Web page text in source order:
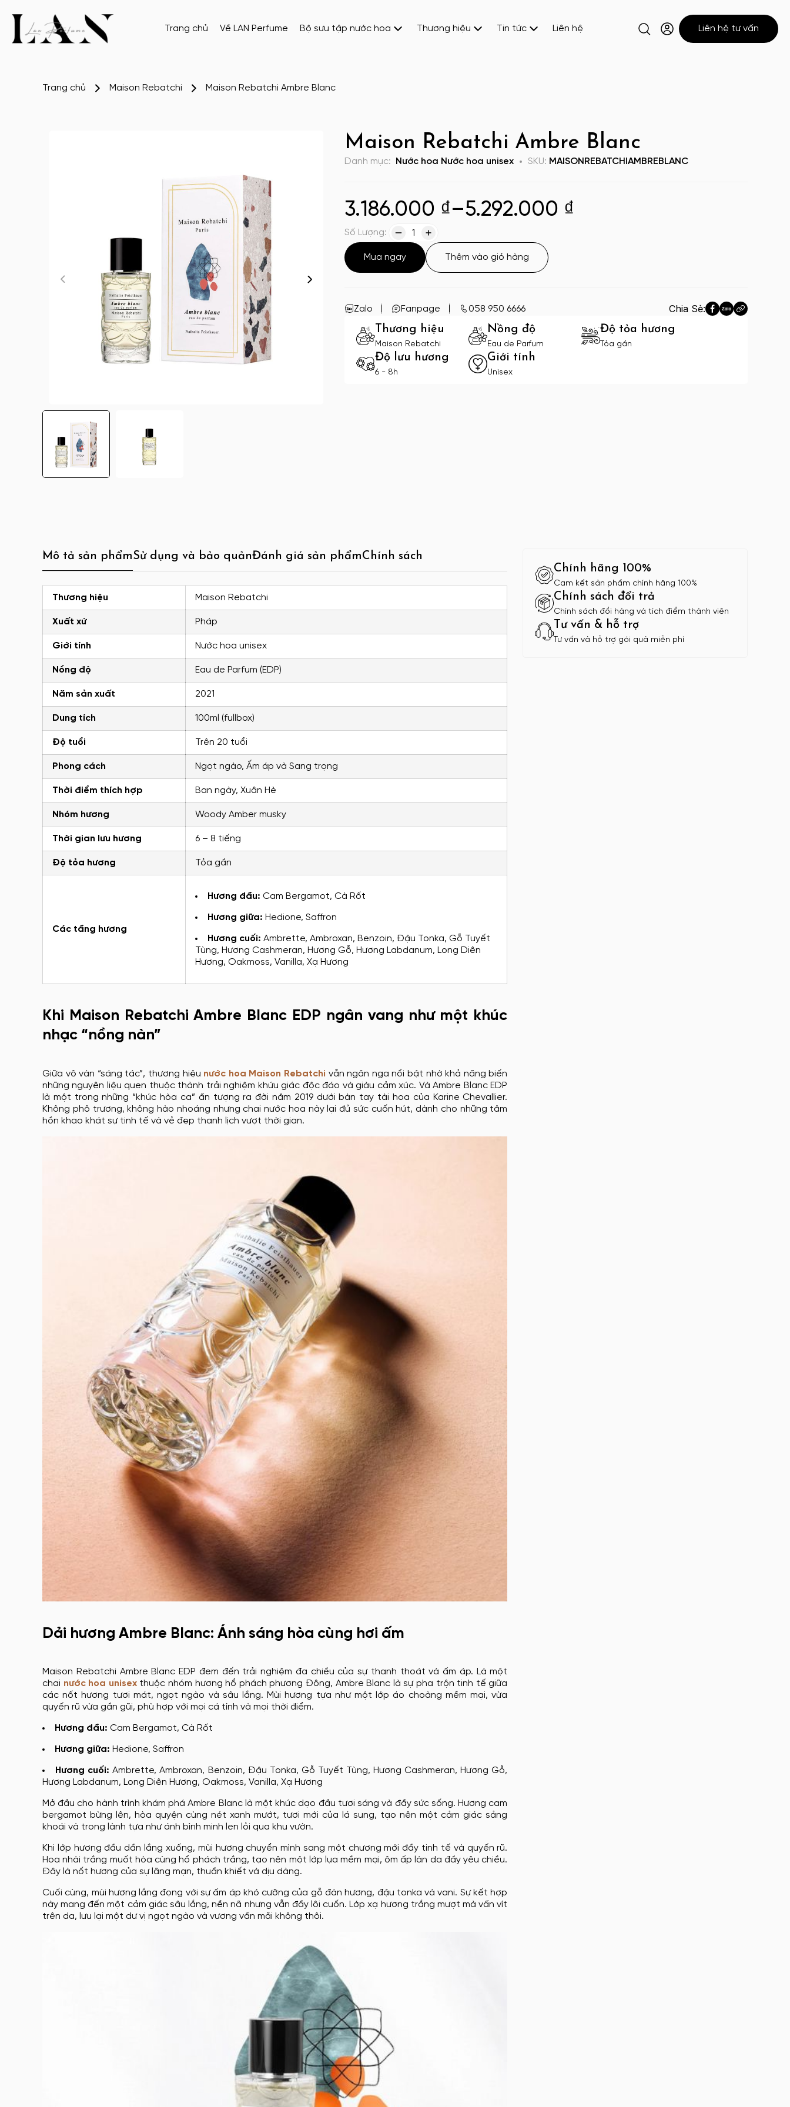
Trang chủ Về LAN Perfume Bộ sưu tập nước hoa Thương hiệu Tin tức Liên hệ Liên hệ tư vấn
Trang chủ Maison Rebatchi Maison Rebatchi Ambre Blanc
Maison Rebatchi Ambre Blanc
Danh mục: Nước hoa Nước hoa unisex SKU: MAISONREBATCHIAMBREBLANC
3.186.000 ₫–5.292.000 ₫
Số Lượng: 1
Mua ngay Thêm vào giỏ hàng
Zalo Fanpage 058 950 6666
Chia Sẻ:
Thương hiệu
Maison Rebatchi
Nồng độ
Eau de Parfum
Độ tỏa hương
Tỏa gần
Độ lưu hương
6 - 8h
Giới tính
Unisex
Mô tả sản phẩmSử dụng và bảo quảnĐánh giá sản phẩmChính sách
Thương hiệu Maison Rebatchi
Xuất xứ Pháp
Giới tính Nước hoa unisex
Nồng độ Eau de Parfum (EDP)
Năm sản xuất 2021
Dung tích 100ml (fullbox)
Độ tuổi Trên 20 tuổi
Phong cách Ngọt ngào, Ấm áp và Sang trọng
Thời điểm thích hợp Ban ngày, Xuân Hè
Nhóm hương Woody Amber musky
Thời gian lưu hương 6 – 8 tiếng
Độ tỏa hương Tỏa gần
Các tầng hương
Hương đầu: Cam Bergamot, Cà Rốt
Hương giữa: Hedione, Saffron
Hương cuối: Ambrette, Ambroxan, Benzoin, Đậu Tonka, Gỗ Tuyết
Tùng, Hương Cashmeran, Hương Gỗ, Hương Labdanum, Long Diên
Hương, Oakmoss, Vanilla, Xạ Hương
Khi Maison Rebatchi Ambre Blanc EDP ngân vang như một khúc
nhạc “nồng nàn”
Giữa vô vàn “sáng tác”, thương hiệu nước hoa Maison Rebatchi vẫn ngân nga nổi bật nhờ khả năng biến
những nguyên liệu quen thuộc thành trải nghiệm khứu giác độc đáo và giàu cảm xúc. Và Ambre Blanc EDP
là một trong những “khúc hòa ca” ấn tượng ra đời năm 2019 dưới bàn tay tài hoa của Karine Chevallier.
Không phô trương, không hào nhoáng nhưng chai nước hoa này lại đủ sức cuốn hút, dành cho những tâm
hồn khao khát sự tinh tế và vẻ đẹp thanh lịch vượt thời gian.
Dải hương Ambre Blanc: Ánh sáng hòa cùng hơi ấm
Maison Rebatchi Ambre Blanc EDP đem đến trải nghiệm đa chiều của sự thanh thoát và ấm áp. Là một
chai nước hoa unisexthuộc nhóm hương hổ phách phương Đông, Ambre Blanc là sự pha trộn tinh tế giữa
các nốt hương tươi mát, ngọt ngào và sâu lắng. Mùi hương tựa như một lớp áo choàng mềm mại, vừa
quyến rũ vừa gần gũi, phù hợp với mọi cá tính và mọi thời điểm.
Hương đầu: Cam Bergamot, Cà Rốt
Hương giữa: Hedione, Saffron
Hương cuối: Ambrette, Ambroxan, Benzoin, Đậu Tonka, Gỗ Tuyết Tùng, Hương Cashmeran, Hương Gỗ,
Hương Labdanum, Long Diên Hương, Oakmoss, Vanilla, Xạ Hương
Mở đầu cho hành trình khám phá Ambre Blanc là một khúc dạo đầu tươi sáng và đầy sức sống. Hương cam
bergamot bừng lên, hòa quyện cùng nét xanh mướt, tươi mới của lá sung, tạo nên một cảm giác sảng
khoái và trong lành tựa như ánh bình minh len lỏi qua khu vườn.
Khi lớp hương đầu dần lắng xuống, mùi hương chuyển mình sang một chương mới đầy tinh tế và quyến rũ.
Hoa nhài trắng muốt hòa cùng hổ phách trắng, tạo nên một lớp lụa mềm mại, ôm ấp làn da đầy yêu chiều.
Đây là nốt hương của sự lãng mạn, thuần khiết và dịu dàng.
Cuối cùng, mùi hương lắng đọng với sự ấm áp khó cưỡng của gỗ đàn hương, đậu tonka và vani. Sự kết hợp
này mang đến một cảm giác sâu lắng, nền nã nhưng vẫn đầy lôi cuốn. Lớp xạ hương trắng mượt mà vấn vít
trên da, lưu lại một dư vị ngọt ngào và vương vấn mãi không thôi.
Chính hãng 100%
Cam kết sản phẩm chính hãng 100%
Chính sách đổi trả
Chính sách đổi hàng và tích điểm thành viên
Tư vấn & hỗ trợ
Tư vấn và hỗ trợ gói quà miễn phí